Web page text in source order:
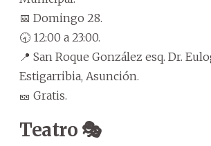
📅 Domingo 28.
🕣 12:00 a 23:00.
📍 San Roque González esq. Dr.
Estigarribia, Asunción.
🎫 Gratis.
Teatro 🎭